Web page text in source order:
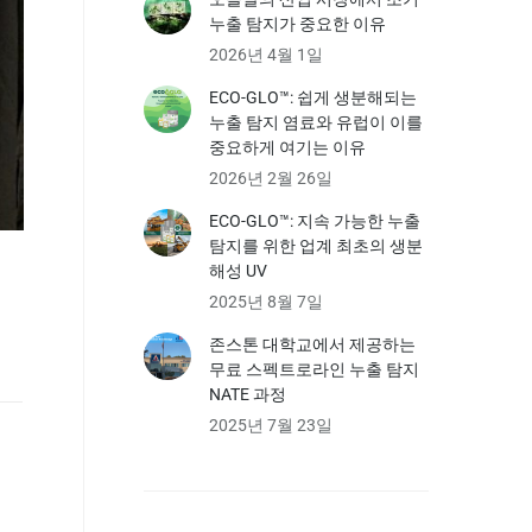
누출 탐지가 중요한 이유
2026년 4월 1일
ECO-GLO™: 쉽게 생분해되는
누출 탐지 염료와 유럽이 이를
중요하게 여기는 이유
2026년 2월 26일
ECO-GLO™: 지속 가능한 누출
탐지를 위한 업계 최초의 생분
해성 UV
2025년 8월 7일
존스톤 대학교에서 제공하는
무료 스펙트로라인 누출 탐지
NATE 과정
2025년 7월 23일